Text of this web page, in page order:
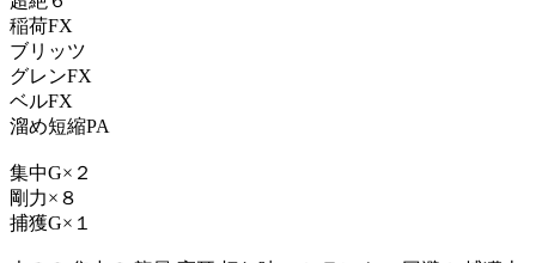
稲荷FX
ブリッツ
グレンFX
ベルFX
溜め短縮PA
集中G×２
剛力×８
捕獲G×１